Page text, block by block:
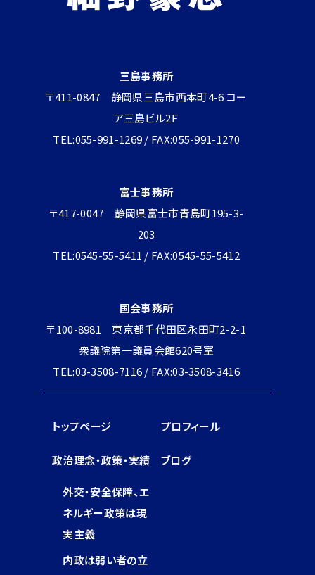
三島事務所
〒411-0847 静岡県三島市西本町4-6 コー
ア三島ビル2Ｆ
TEL:055-991-1269 / FAX:055-991-1270
富士事務所
〒417-0047 静岡県富士市青島町195-3-
203
TEL:0545-55-5411 / FAX:0545-55-5412
国会事務所
〒100-8981 東京都千代田区永田町2-2-1
衆議院第一議員会館620号室
TEL:03-3508-7116 / FAX:03-3508-3416
トップページ プロフィール
政治理念・政策・実績
外交・安全保障、エ
ネルギー政策は現
実主義
内政は弱い者の立
ブログ